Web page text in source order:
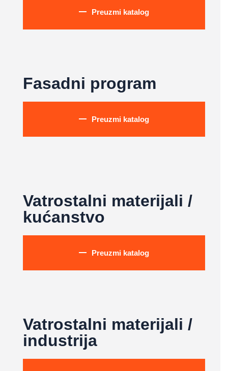
Preuzmi katalog
Fasadni program
Preuzmi katalog
Vatrostalni materijali /
kućanstvo
Preuzmi katalog
Vatrostalni materijali /
industrija